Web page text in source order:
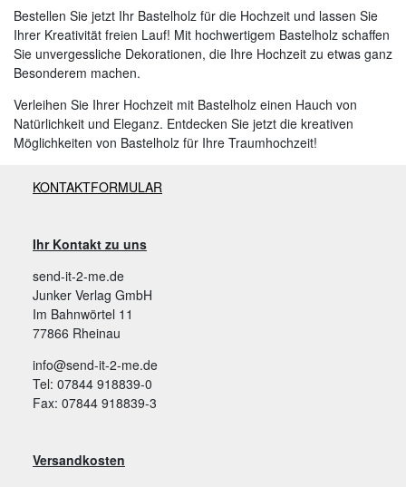
Bestellen Sie jetzt Ihr Bastelholz für die Hochzeit und lassen Sie
Ihrer Kreativität freien Lauf! Mit hochwertigem Bastelholz schaffen
Sie unvergessliche Dekorationen, die Ihre Hochzeit zu etwas ganz
Besonderem machen.
Verleihen Sie Ihrer Hochzeit mit Bastelholz einen Hauch von
Natürlichkeit und Eleganz. Entdecken Sie jetzt die kreativen
Möglichkeiten von Bastelholz für Ihre Traumhochzeit!
KONTAKTFORMULAR
Ihr Kontakt zu uns
send-it-2-me.de
Junker Verlag GmbH
Im Bahnwörtel 11
77866 Rheinau
info@send-it-2-me.de
Tel: 07844 918839-0
Fax: 07844 918839-3
Versandkosten